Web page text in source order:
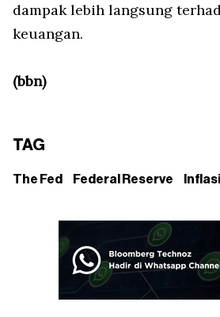
dampak lebih langsung
keuangan.
(bbn)
TAG
The Fed Federal Reserve